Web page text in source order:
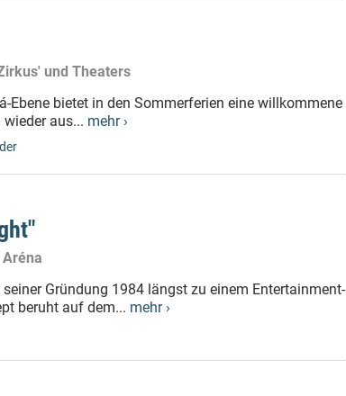
und Theaters
bietet in den Sommerferien eine willkommene
aus... mehr ›
Gründung 1984 längst zu einem Entertainment-
beruht auf dem... mehr ›